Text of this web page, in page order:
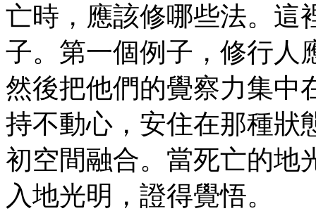
亡時，應該修哪些法。這
子。第一個例子，修行人
然後把他們的覺察力集中
持不動心，安住在那種狀
初空間融合。當死亡的地
入地光明，證得覺悟。